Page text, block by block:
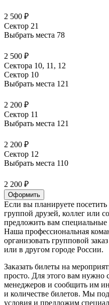
2 500 ₽
Сектор 21
Выбрать места 78
2 500 ₽
Сектора 10, 11, 12
Сектор 10
Выбрать места 121
2 200 ₽
Сектор 11
Выбрать места 121
2 200 ₽
Сектор 12
Выбрать места 110
2 200 ₽
Оформить
Если вы планируете
группой друзей, коллег или
предложить вам
Наша профессиональная
организовать групповой
или в другом городе России.
Заказать билеты на
просто. Для этого вам нужно
менеджеров и сообщить им
и количестве билетов. Мы
условия и предложим